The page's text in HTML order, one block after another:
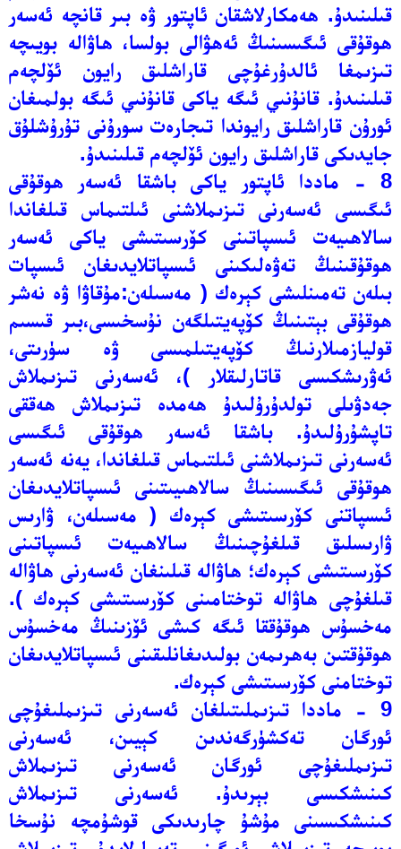
قىلىنىدۇ. ھەمكارلاشقان ئاپتور ۋە بىر قانچە ئەسەر
ھوقۇقى ئىگىسىنىڭ ئەھۋالى بولسا، ھاۋالە بويىچە
تىزىمغا ئالدۇرغۇچى قاراشلىق رايون ئۆلچەم
قىلىنىدۇ. قانۇنىي ئىگە ياكى قانۇنىي ئىگە بولمىغان
ئورۇن قاراشلىق رايوندا تىجارەت سورۇنى تۇرۇشلۇق
جايدىكى قاراشلىق رايون ئۆلچەم قىلىنىدۇ.
8 - ماددا ئاپتور ياكى باشقا ئەسەر ھوقۇقى
ئىگىسى ئەسەرنى تىزىملاشنى ئىلتىماس قىلغاندا
سالاھىيەت ئىسپاتىنى كۆرسىتىشى ياكى ئەسەر
ھوقۇقىنىڭ تەۋەلىكىنى ئىسپاتلايدىغان ئىسپات
بىلەن تەمىنلىشى كېرەك ( مەسىلەن:مۇقاۋا ۋە نەشر
ھوقۇقى بېتىنىڭ كۆپەيتىلگەن نۇسخىسى،بىر قىسىم
قوليازمىلارنىڭ كۆپەيتىلمىسى ۋە سۈرىتى،
ئەۋرىشكىسى قاتارلىقلار )، ئەسەرنى تىزىملاش
جەدۋىلى تولدۇرۇلىدۇ ھەمدە تىزىملاش ھەققى
تاپشۇرۇلىدۇ. باشقا ئەسەر ھوقۇقى ئىگىسى
ئەسەرنى تىزىملاشنى ئىلتىماس قىلغاندا، يەنە ئەسەر
ھوقۇقى ئىگىسىنىڭ سالاھىيىتىنى ئىسپاتلايدىغان
ئىسپاتنى كۆرسىتىشى كېرەك ( مەسىلەن، ۋارىس
ۋارىسلىق قىلغۇچىنىڭ سالاھىيەت ئىسپاتىنى
كۆرسىتىشى كېرەك؛ ھاۋالە قىلىنغان ئەسەرنى ھاۋالە
قىلغۇچى ھاۋالە توختامىنى كۆرسىتىشى كېرەك ).
مەخسۇس ھوقۇققا ئىگە كىشى ئۆزىنىڭ مەخسۇس
ھوقۇقتىن بەھرىمەن بولىدىغانلىقىنى ئىسپاتلايدىغان
توختامنى كۆرسىتىشى كېرەك.
9 - ماددا تىزىملىتىلغان ئەسەرنى تىزىملىغۇچى
ئورگان تەكشۈرگەندىن كېيىن، ئەسەرنى
تىزىملىغۇچى ئورگان ئەسەرنى تىزىملاش
كىنىشكىسى بېرىدۇ. ئەسەرنى تىزىملاش
كىنىشكىسىنى مۇشۇ چارىدىكى قوشۇمچە نۇسخا